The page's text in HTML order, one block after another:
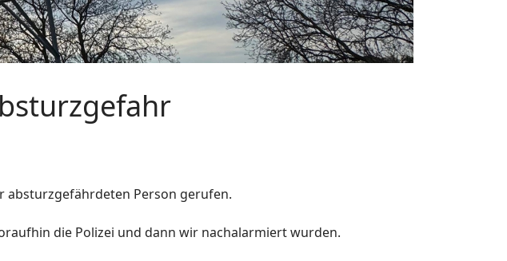
absturzgefährdeten Person gerufen.
die Polizei und dann wir nachalarmiert wurden.